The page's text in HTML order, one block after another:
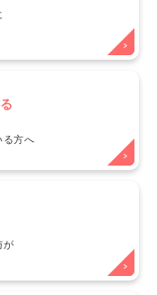
る方へ
が